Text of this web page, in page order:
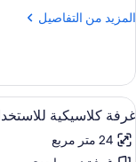
المزيد من التفاصيل
المزيد
جناح
تنفيذي
استعراض
جميع
صور
5
غرفة كلاسيكية
24 متر مربع